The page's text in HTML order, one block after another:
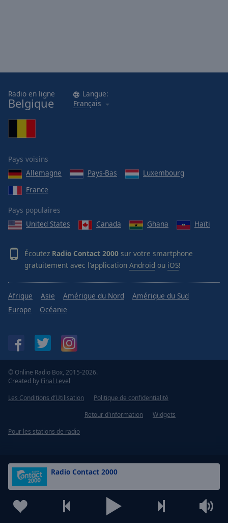
Radio Contact 2000
Radio en ligne
Belgique
Langue:
Français
Pays voisins
Allemagne
Pays-Bas
Luxembourg
France
Pays populaires
United States
Canada Ghana Haïti
Écoutez Radio Contact 2000 sur votre smartphone
gratuitement avec l'application Android ou iOS!
Afrique Asie Amérique du Nord
Amérique du Sud
Europe
Océanie
© Online Radio Box, 2015-2026.
Created by Final Level
Les Conditions d’Utilisation
Politique de confidentialité
Retour d'information
Widgets
Pour les stations de radio